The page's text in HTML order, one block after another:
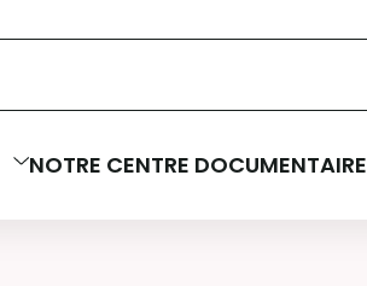
NOTRE CENTRE DOCUMENTAIRE